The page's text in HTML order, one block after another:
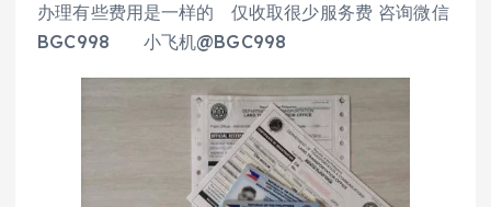
办理有些费用是一样的 仅收取很少服务费 咨询微信
BGC998 小飞机@BGC998